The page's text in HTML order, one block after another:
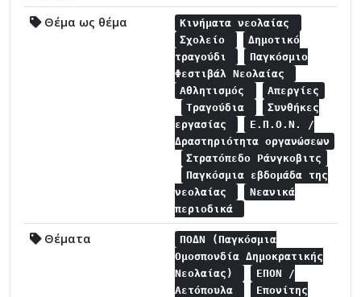
Θέμα ως θέμα
Κινήματα νεολαίας
Σχολείο
Δημοτικό
τραγούδι
Παγκόσμιο
Φεστιβάλ Νεολαίας
Αθλητισμός
Απεργίες
Τραγούδια
Συνθήκες
εργασίας
Ε.Π.Ο.Ν. /
Δραστηριότητα οργανώσεων
Στρατόπεδο Ράνγκοβιτς
Παγκόσμια εβδομάδα της
νεολαίας
Νεανικά
περιοδικά
Θέματα
ΠΟΔΝ (Παγκόσμια
Ομοσπονδία Δημοκρατικής
Νεολαίας)
ΕΠΟΝ /
Αετόπουλα
Επονίτης